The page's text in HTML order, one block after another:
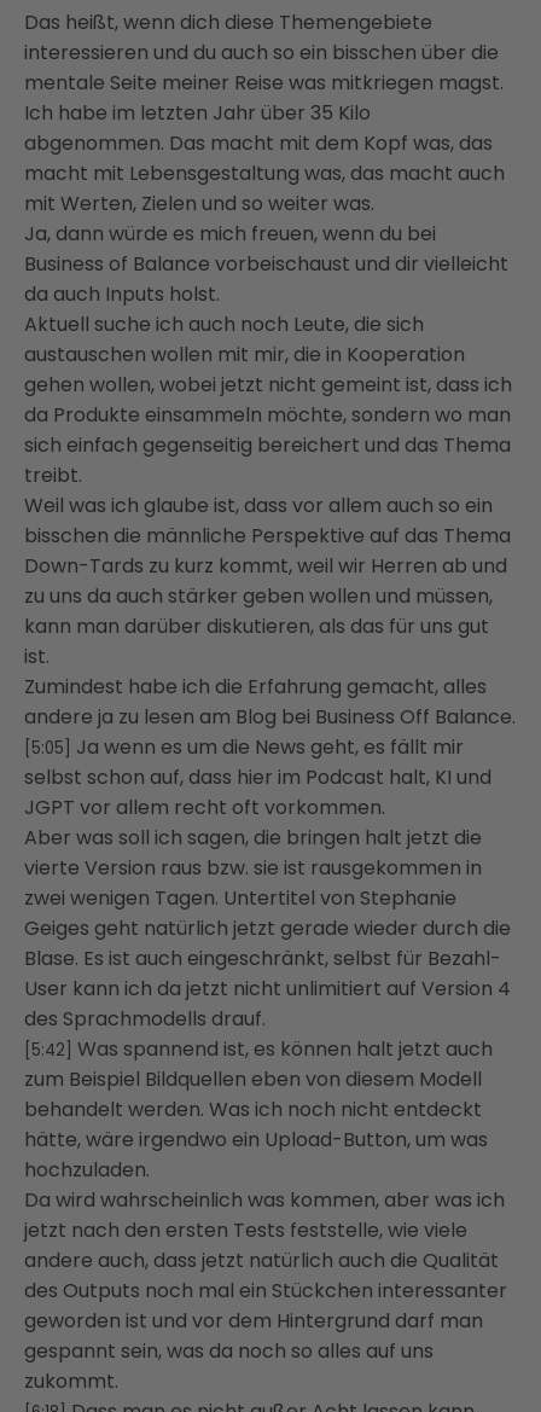
Das heißt, wenn dich diese Themengebiete
interessieren und du auch so ein bisschen über die
mentale Seite meiner Reise was mitkriegen magst.
Ich habe im letzten Jahr über 35 Kilo
abgenommen. Das macht mit dem Kopf was, das
macht mit Lebensgestaltung was, das macht auch
mit Werten, Zielen und so weiter was.
Ja, dann würde es mich freuen, wenn du bei
Business of Balance vorbeischaust und dir vielleicht
da auch Inputs holst.
Aktuell suche ich auch noch Leute, die sich
austauschen wollen mit mir, die in Kooperation
gehen wollen, wobei jetzt nicht gemeint ist, dass ich
da Produkte einsammeln möchte, sondern wo man
sich einfach gegenseitig bereichert und das Thema
treibt.
Weil was ich glaube ist, dass vor allem auch so ein
bisschen die männliche Perspektive auf das Thema
Down-Tards zu kurz kommt, weil wir Herren ab und
zu uns da auch stärker geben wollen und müssen,
kann man darüber diskutieren, als das für uns gut
ist.
Zumindest habe ich die Erfahrung gemacht, alles
andere ja zu lesen am Blog bei Business Off Balance.
[5:05]
Ja wenn es um die News geht, es fällt mir
selbst schon auf, dass hier im Podcast halt, KI und
JGPT vor allem recht oft vorkommen.
Aber was soll ich sagen, die bringen halt jetzt die
vierte Version raus bzw. sie ist rausgekommen in
zwei wenigen Tagen. Untertitel von Stephanie
Geiges geht natürlich jetzt gerade wieder durch die
Blase. Es ist auch eingeschränkt, selbst für Bezahl-
User kann ich da jetzt nicht unlimitiert auf Version 4
des Sprachmodells drauf.
[5:42] Was spannend ist, es können halt jetzt auch
zum Beispiel Bildquellen eben von diesem Modell
behandelt werden. Was ich noch nicht entdeckt
hätte, wäre irgendwo ein Upload-Button, um was
hochzuladen.
Da wird wahrscheinlich was kommen, aber was ich
jetzt nach den ersten Tests feststelle,wie viele
andere auch, dass jetzt natürlich auch die Qualität
des Outputs noch mal ein Stückchen interessanter
geworden ist und vor dem Hintergrund darf man
gespannt sein,was da noch so alles auf uns
zukommt.